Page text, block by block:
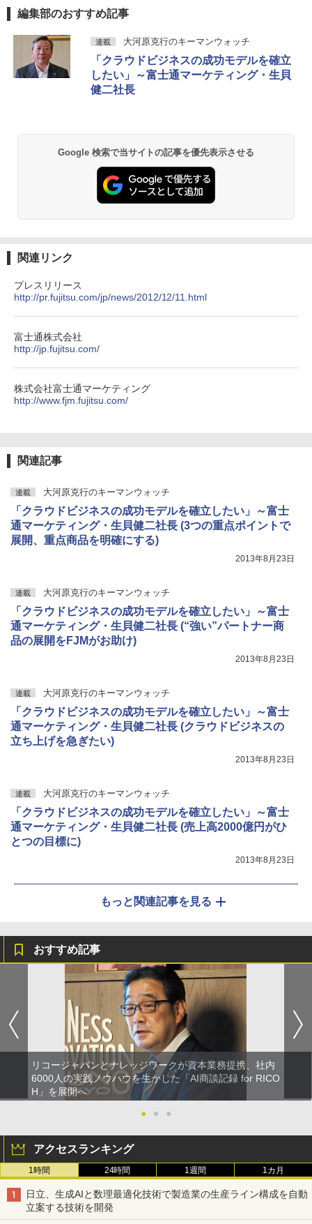
編集部のおすすめ記事
連載 大河原克行のキーマンウォッチ
「クラウドビジネスの成功モデルを確立
したい」～富士通マーケティング・生貝
健二社長
Google 検索で当サイトの記事を優先表示させる
関連リンク
プレスリリース
http://pr.fujitsu.com/jp/news/2012/12/11.html
富士通株式会社
http://jp.fujitsu.com/
株式会社富士通マーケティング
http://www.fjm.fujitsu.com/
関連記事
連載 大河原克行のキーマンウォッチ
「クラウドビジネスの成功モデルを確立したい」～富士
通マーケティング・生貝健二社長 (3つの重点ポイントで
展開、重点商品を明確にする)
2013年8月23日
連載 大河原克行のキーマンウォッチ
「クラウドビジネスの成功モデルを確立したい」～富士
通マーケティング・生貝健二社長 (“強い”パートナー商
品の展開をFJMがお助け)
2013年8月23日
連載 大河原克行のキーマンウォッチ
「クラウドビジネスの成功モデルを確立したい」～富士
通マーケティング・生貝健二社長 (クラウドビジネスの
立ち上げを急ぎたい)
2013年8月23日
連載 大河原克行のキーマンウォッチ
「クラウドビジネスの成功モデルを確立したい」～富士
通マーケティング・生貝健二社長 (売上高2000億円がひ
とつの目標に)
2013年8月23日
もっと関連記事を見る
おすすめ記事
リコージャパンとナレッジワークが資本業務提携、社内
6000人の実践ノウハウを生かした「AI商談記録 for RICO
H」を展開へ
●
● ●
アクセスランキング
1時間 24時間 1週間 1カ月
日立、生成AIと数理最適化技術で製造業の生産ライン構成を自動
立案する技術を開発